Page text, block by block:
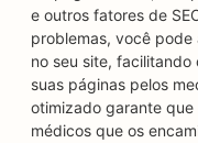
e outros fatores de
problemas, você
no seu site,
suas páginas pelos
otimizado garante
médicos que os